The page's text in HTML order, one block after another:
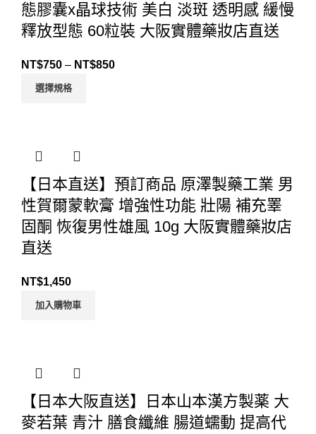
態膠囊x晶球技術 美白 淡斑 透明感 緩慢
釋放型態 60粒裝 大阪實體藥妝店直送
NT$750 – NT$850
選擇規格
【日本直送】預訂商品 原澤製藥工業 男
性賀爾蒙軟膏 增強性功能 壯陽 補充睪
固酮 恢復男性雄風 10g 大阪實體藥妝店
直送
NT$1,450
加入購物車
【日本大阪直送】日本山本漢方製薬 大
麥若葉 青汁 膳食纖維 腸道蠕動 提高代